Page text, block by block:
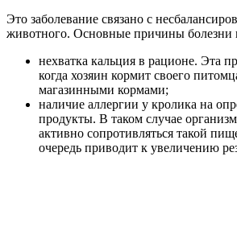
Это заболевание связано с
животного. Основные причины болезни
нехватка кальция в рационе. Эта
когда хозяин кормит своего
магазинными кормами;
наличие аллергии у кролика на
продукты. В таком случае
активно сопротивляться такой
очередь приводит к увеличению